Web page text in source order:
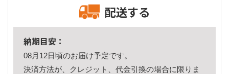
配送する
納期目安：
08月12日頃のお届け予定です。
決済方法が、クレジット、代金引換の場合に限りま